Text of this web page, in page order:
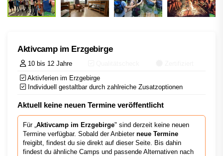
Aktivcamp im Erzgebirge
10 bis 12 Jahre
Aktivferien im Erzgebirge
Individuell gestaltbar durch zahlreiche Zusatzoptionen
Aktuell keine neuen Termine veröffentlicht
Für „ Aktivcamp im Erzgebirge" sind derzeit keine neuen
Termine verfügbar. Sobald der Anbieter neue Termine
freigibt, findest du sie direkt auf dieser Seite. Bis dahin
findest du ähnliche Camps und passende Alternativen nach